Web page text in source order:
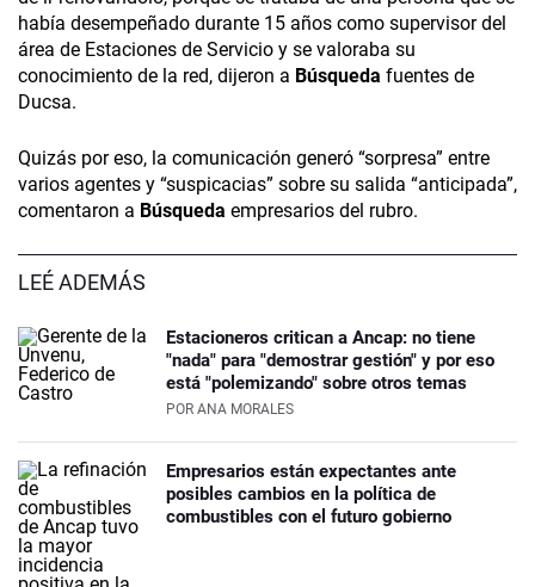
había desempeñado durante 15 años como supervisor del
área de Estaciones de Servicio y se valoraba su
conocimiento de la red, dijeron a Búsqueda fuentes de
Ducsa.
Quizás por eso, la comunicación generó “sorpresa” entre
varios agentes y “suspicacias” sobre su salida “anticipada”,
comentaron a Búsqueda empresarios del rubro.
LEÉ ADEMÁS
Estacioneros critican a Ancap: no tiene
"nada" para "demostrar gestión" y por eso
está "polemizando" sobre otros temas
POR ANA MORALES
Empresarios están expectantes ante
posibles cambios en la política de
combustibles con el futuro gobierno